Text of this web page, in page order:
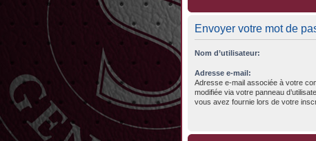
Envoyer votre mot de
Nom d’utilisateur:
Adresse e-mail:
Adresse e-mail associée à votre
modifiée via votre panneau
vous avez fournie lors de votre